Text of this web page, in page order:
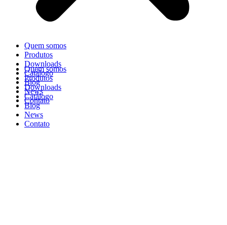
Quem somos
Produtos
Downloads
Catálogo
Blog
News
Contato
Quem somos
Produtos
Downloads
Catálogo
Blog
News
Contato